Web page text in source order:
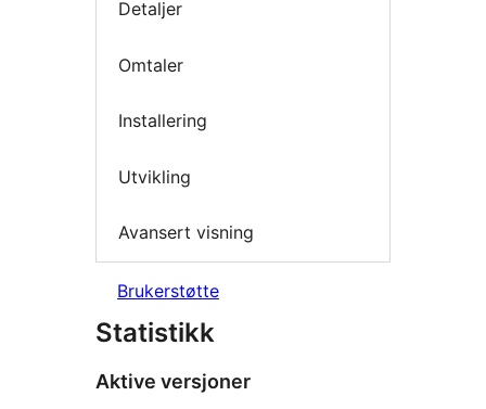
Detaljer
Omtaler
Installering
Utvikling
Avansert visning
Brukerstøtte
Statistikk
Aktive versjoner